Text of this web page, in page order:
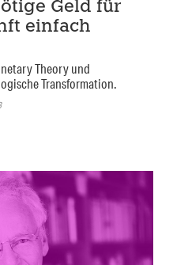
Geld für
einfach
Theory und
Transformation.